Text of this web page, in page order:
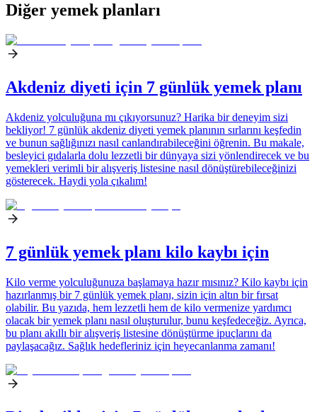
Diğer yemek planları
Akdeniz diyeti için 7 günlük yemek planı
Akdeniz yolculuğuna mı çıkıyorsunuz? Harika bir deneyim sizi
bekliyor! 7 günlük akdeniz diyeti yemek planının sırlarını keşfedin
ve bunun sağlığınızı nasıl canlandırabileceğini öğrenin. Bu makale,
besleyici gıdalarla dolu lezzetli bir dünyaya sizi yönlendirecek ve bu
yemekleri verimli bir alışveriş listesine nasıl dönüştürebileceğinizi
gösterecek. Haydi yola çıkalım!
7 günlük yemek planı kilo kaybı için
Kilo verme yolculuğunuza başlamaya hazır mısınız? Kilo kaybı için
hazırlanmış bir 7 günlük yemek planı, sizin için altın bir fırsat
olabilir. Bu yazıda, hem lezzetli hem de kilo vermenize yardımcı
olacak bir yemek planı nasıl oluşturulur, bunu keşfedeceğiz. Ayrıca,
bu planı akıllı bir alışveriş listesine dönüştürme ipuçlarını da
paylaşacağız. Sağlık hedefleriniz için heyecanlanma zamanı!